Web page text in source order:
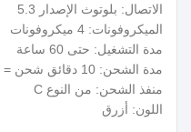
الاتصال: بلوتوث الإصدار 5.3
الميكروفونات: 4 ميكروفونات
مدة التشغيل: حتى 60 ساعة
مدة الشحن: 10 دقائق شحن = 185 دقيقة
منفذ الشحن: من النوع C
اللون: أزرق